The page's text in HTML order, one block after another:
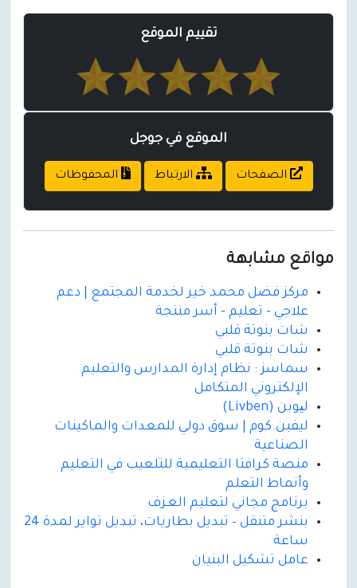
تقييم الموقع
الموقع في جوجل
الصفحات الارتباط المحفوظات
مواقع مشابهة
مركز فضل محمد خير لخدمة المجتمع | دعم
علاجي - تعليم - أسر منتجة
شات بنوتة قلبي
شات بنوتة قلبي
سماسز : نظام إدارة المدارس والتعليم
الإلكتروني المتكامل
لیوبن (Livben)
ليفبن.كوم | سوق دولي للمعدات والماكينات
الصناعية
منصة كرافتا التعليمية للتلعيب في التعليم
وأنماط التعلم
برنامج مجاني لتعليم العـزف
بنشر متنقل – تبديل بطاريات، تبديل تواير لمدة 24
ساعة
عامل تشكيل البنيان